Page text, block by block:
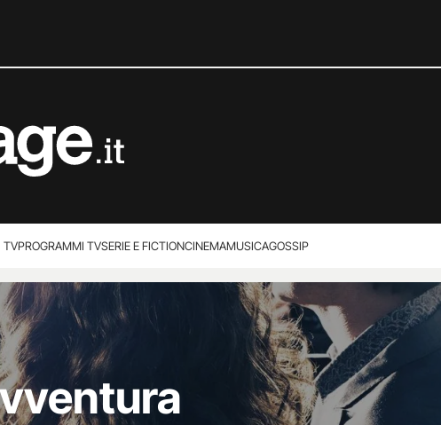
TVPROGRAMMI TVSERIE E FICTIONCINEMAMUSICAGOSSIP